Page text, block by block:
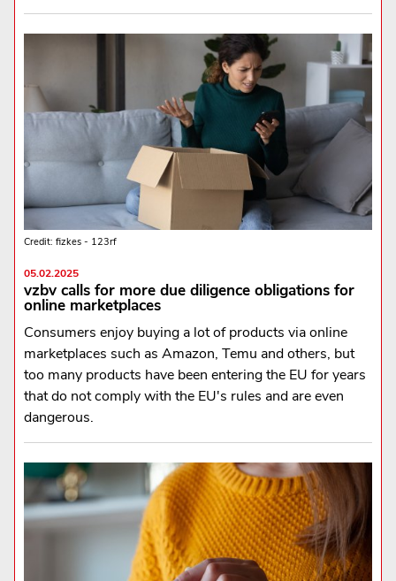
Credit: fizkes - 123rf
05.02.2025
vzbv calls for more due diligence obligations for
online marketplaces
Consumers enjoy buying a lot of products via online
marketplaces such as Amazon, Temu and others, but
too many products have been entering the EU for years
that do not comply with the EU's rules and are even
dangerous.